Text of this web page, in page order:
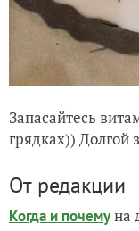
Запасайтесь
грядках))
От редакции
Когда и почемуна